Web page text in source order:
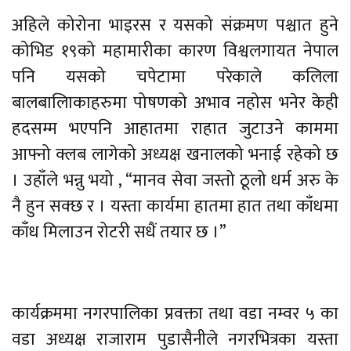
अहिले कोरोना भाइरस र यसको संक्रमण पश्चात हुने
कोभिड १९को महामारीका कारण विश्वलगायत नेपाल
पनि यसको चपेटामा परेकाले कलिला
बालबालिाकाहरुमा पोषणको अभाव नहोस भनेर केही
हदसम्म भएपनि आहातमा राहात जुटाउने काममा
आफ्नो क्लब लागेको अध्यक्ष खनालको भनाई रहेको छ
। उहाँले भन्नु भयो , “मानव सेवा जस्तो ठूलो धर्म अरु के
नै हुन सक्छ र । यस्ता कार्यमा हातमा हात तथा काँधमा
काँध मिलाउन रोटरी सधैं तयार छ ।”
कार्यक्रममा नगरपालिका प्रवक्ता तथा वडा नम्वर ५ का
वडा अध्यक्ष राजाराम पुडासैनीले नगरभित्रका यस्ता